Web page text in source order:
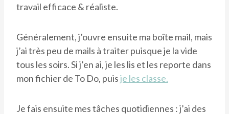
travail efficace & réaliste.
Généralement, j’ouvre ensuite ma boîte mail, mais
j’ai très peu de mails à traiter puisque je la vide
tous les soirs. Si j’en ai, je les lis et les reporte dans
mon fichier de To Do, puisje les classe.
Je fais ensuite mes tâches quotidiennes : j’ai des